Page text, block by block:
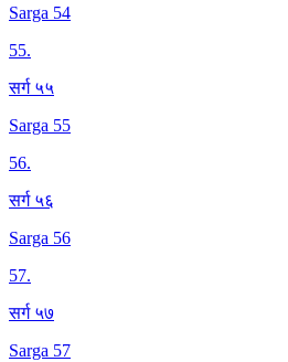
Sarga 54
55.
सर्ग ५५
Sarga 55
56.
सर्ग ५६
Sarga 56
57.
सर्ग ५७
Sarga 57